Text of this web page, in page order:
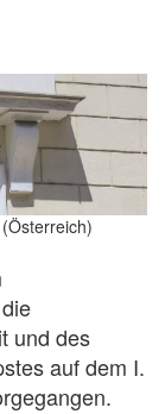
und des
auf dem I.